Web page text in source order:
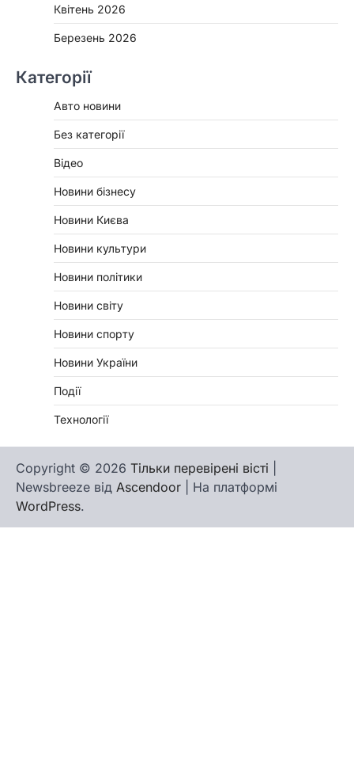
Квітень 2026
Березень 2026
Категорії
Авто новини
Без категорії
Відео
Новини бізнесу
Новини Києва
Новини культури
Новини політики
Новини світу
Новини спорту
Новини України
Події
Технології
Copyright © 2026 Тільки перевірені вісті
Newsbreeze від Ascendoor | На платформі
WordPress.